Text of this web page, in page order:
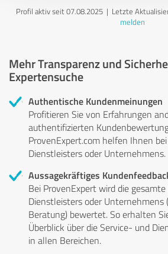
Profil aktiv seit 07.08.2025 | Letzte
melden
Mehr Transparenz und
Expertensuche
Authentische Kundenmeinungen
Profitieren Sie von Erfahrungen
authentifizierten
ProvenExpert.com helfen Ihnen
Dienstleisters oder Unternehmens.
Aussagekräftiges
Bei ProvenExpert wird die
Dienstleisters oder Unternehmens
Beratung) bewertet. So erhalten
Überblick über die Service- und
in allen Bereichen.